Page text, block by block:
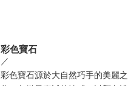
彩色寶石
／
彩色寶石源於大自然巧手的美麗之